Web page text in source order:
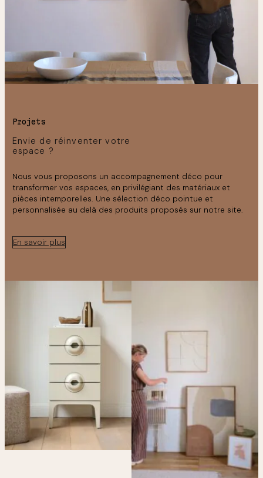
Projets
Envie de réinventer votre
espace ?
Nous vous proposons un accompagnement déco pour
transformer vos espaces, en privilégiant des matériaux et
pièces intemporelles. Une sélection déco pointue et
personnalisée au delà des produits proposés sur notre site.
En savoir plus